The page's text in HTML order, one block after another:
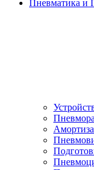
Пневматика и